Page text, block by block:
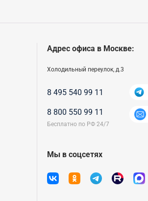
Адрес офиса в Москве:
Холодильный переулок, д.3
8 495 540 99 11
8 800 550 99 11
Мы в соцсетях